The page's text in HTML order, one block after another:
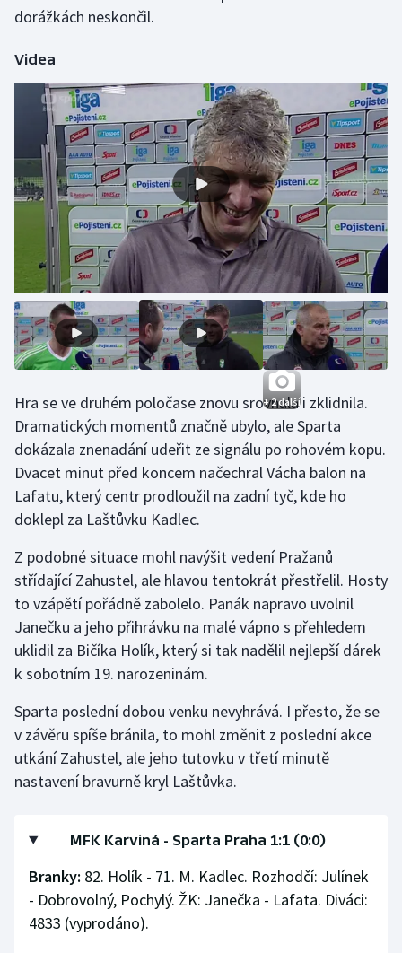
Lezení
Moderní pětiboj
Motorsport
Olympijské hry
Parasport
Plavání
Plážový volejbal
Ragby
Rychlobruslení
Rychlostní kanoistika
Short track
Sportovní střelba
Stolní tenis
Triatlon
Veslování
Volejbal
Ostatní
dorážkách neskončil.
Videa
+ 2 další
Hra se ve druhém poločase znovu srovnala i zklidnila.
Dramatických momentů značně ubylo, ale Sparta
dokázala znenadání udeřit ze signálu po rohovém kopu.
Dvacet minut před koncem načechral Vácha balon na
Lafatu, který centr prodloužil na zadní tyč, kde ho
doklepl za Laštůvku Kadlec.
Z podobné situace mohl navýšit vedení Pražanů
střídající Zahustel, ale hlavou tentokrát přestřelil. Hosty
to vzápětí pořádně zabolelo. Panák napravo uvolnil
Janečku a jeho přihrávku na malé vápno s přehledem
uklidil za Bičíka Holík, který si tak nadělil nejlepší dárek
k sobotním 19. narozeninám.
Sparta poslední dobou venku nevyhrává. I přesto, že se
v závěru spíše bránila, to mohl změnit z poslední akce
utkání Zahustel, ale jeho tutovku v třetí minutě
nastavení bravurně kryl Laštůvka.
MFK Karviná - Sparta Praha 1:1 (0:0)
Branky: 82. Holík - 71. M. Kadlec. Rozhodčí: Julínek
- Dobrovolný, Pochylý. ŽK: Janečka - Lafata. Diváci:
4833 (vyprodáno).